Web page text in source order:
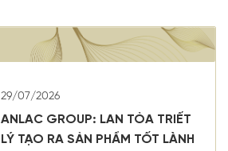
29/07/2026
ANLAC GROUP: LAN TỎA TRIẾT
LÝ TẠO RA SẢN PHẨM TỐT LÀNH